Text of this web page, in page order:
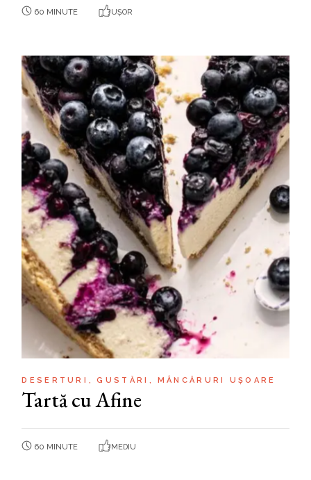
60 MINUTE UȘOR
DESERTURI GUSTĂRI MÂNCĂRURI UȘOARE
Tartă cu Afine
60 MINUTE MEDIU